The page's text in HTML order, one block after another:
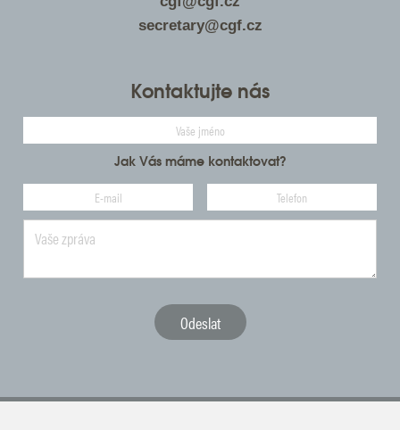
secretary@cgf.cz
Kontaktujte nás
Jak Vás máme kontaktovat?